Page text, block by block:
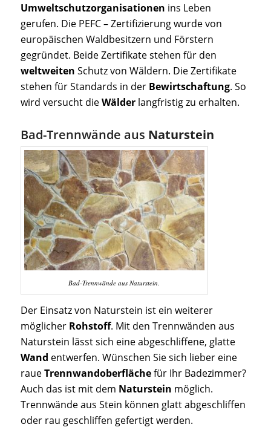
Umweltschutzorganisationen ins Leben
gerufen. Die PEFC – Zertifizierung wurde von
europäischen Waldbesitzern und Förstern
gegründet. Beide Zertifikate stehen für den
weltweiten Schutz von Wäldern. Die Zertifikate
stehen für Standards in der Bewirtschaftung. So
wird versucht dieWälderlangfristig zu erhalten.
Bad-Trennwände aus Naturstein
Bad-Trennwände aus Naturstein.
Der Einsatz von Naturstein ist ein weiterer
möglicher Rohstoff. Mit den Trennwänden aus
Naturstein lässt sich eine abgeschliffene, glatte
Wand entwerfen. Wünschen Sie sich lieber eine
raueTrennwandoberflächefür Ihr Badezimmer?
Auch das ist mit dem Naturstein möglich.
Trennwände aus Stein können glatt abgeschliffen
oder rau geschliffen gefertigt werden.